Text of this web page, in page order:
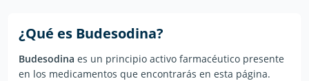
¿Qué es Budesodina?
Budesodina es un principio activo farmacéutico presente
en los medicamentos que encontrarás en esta página.